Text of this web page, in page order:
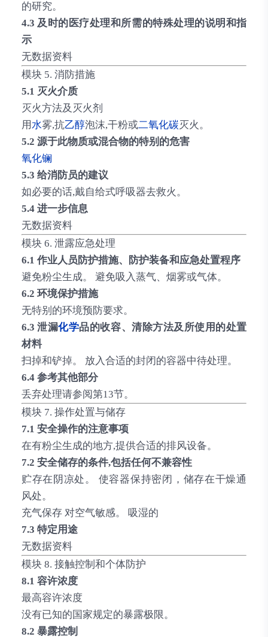
的研究。
4.3 及时的医疗处理和所需的特殊处理的说明和指
示
无数据资料
模块 5. 消防措施
5.1 灭火介质
灭火方法及灭火剂
用水雾,抗乙醇泡沫,干粉或二氧化碳灭火。
5.2 源于此物质或混合物的特别的危害
氧化镧
5.3 给消防员的建议
如必要的话,戴自给式呼吸器去救火。
5.4 进一步信息
无数据资料
模块 6. 泄露应急处理
6.1 作业人员防护措施、防护装备和应急处置程序
避免粉尘生成。 避免吸入蒸气、烟雾或气体。
6.2 环境保护措施
无特别的环境预防要求。
6.3 泄漏化学品的收容、清除方法及所使用的处置
材料
扫掉和铲掉。 放入合适的封闭的容器中待处理。
6.4 参考其他部分
丢弃处理请参阅第13节。
模块 7. 操作处置与储存
7.1 安全操作的注意事项
在有粉尘生成的地方,提供合适的排风设备。
7.2 安全储存的条件,包括任何不兼容性
贮存在阴凉处。 使容器保持密闭，储存在干燥通
风处。
充气保存 对空气敏感。 吸湿的
7.3 特定用途
无数据资料
模块 8. 接触控制和个体防护
8.1 容许浓度
最高容许浓度
没有已知的国家规定的暴露极限。
8.2 暴露控制